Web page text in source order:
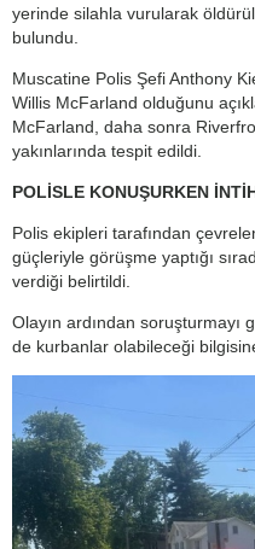
yerinde silahla vurularak
bulundu.
Muscatine Polis Şefi Anthony
Willis McFarland olduğunu
McFarland, daha sonra
yakınlarında tespit edildi.
POLİSLE KONUŞURKEN
Polis ekipleri tarafından
güçleriyle görüşme yaptığı
verdiği belirtildi.
Olayın ardından
de kurbanlar olabileceği